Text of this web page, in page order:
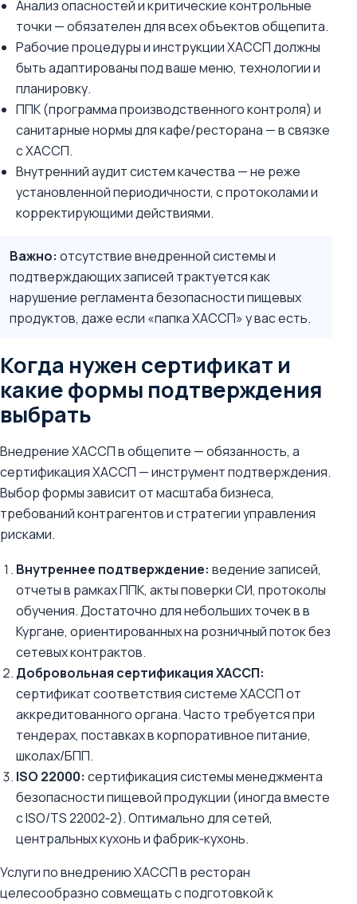
Анализ опасностей и критические контрольные
точки — обязателен для всех объектов общепита.
Рабочие процедуры и инструкции ХАССП должны
быть адаптированы под ваше меню, технологии и
планировку.
ППК (программа производственного контроля) и
санитарные нормы для кафе/ресторана — в связке
с ХАССП.
Внутренний аудит систем качества — не реже
установленной периодичности, с протоколами и
корректирующими действиями.
Важно: отсутствие внедренной системы и
подтверждающих записей трактуется как
нарушение регламента безопасности пищевых
продуктов, даже если «папка ХАССП» у вас есть.
Когда нужен сертификат и
какие формы подтверждения
выбрать
Внедрение ХАССП в общепите — обязанность, а
сертификация ХАССП — инструмент подтверждения.
Выбор формы зависит от масштаба бизнеса,
требований контрагентов и стратегии управления
рисками.
Внутреннее подтверждение: ведение записей,
отчеты в рамках ППК, акты поверки СИ, протоколы
обучения. Достаточно для небольших точек в в
Кургане, ориентированных на розничный поток без
сетевых контрактов.
Добровольная сертификация ХАССП:
сертификат соответствия системе ХАССП от
аккредитованного органа. Часто требуется при
тендерах, поставках в корпоративное питание,
школах/БПП.
ISO 22000: сертификация системы менеджмента
безопасности пищевой продукции (иногда вместе
с ISO/TS 22002‑2). Оптимально для сетей,
центральных кухонь и фабрик‑кухонь.
Услуги по внедрению ХАССП в ресторан
целесообразно совмещать с подготовкой к